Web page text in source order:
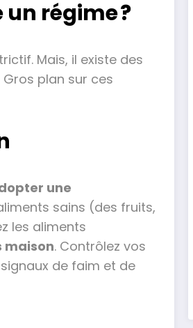
régime ?
Mais, il existe des
plan sur ces
une
sains (des fruits,
les aliments
maison. Contrôlez vos
de faim et de